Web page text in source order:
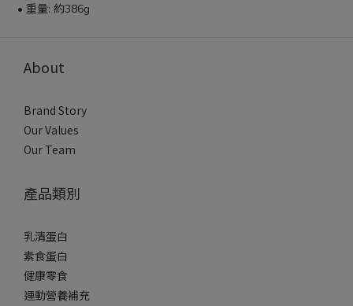
• 重量: 約386g
About
Brand Story
Our Values
Our Team
產品類別
乳清蛋白
素食蛋白
健康零食
運動營養補充